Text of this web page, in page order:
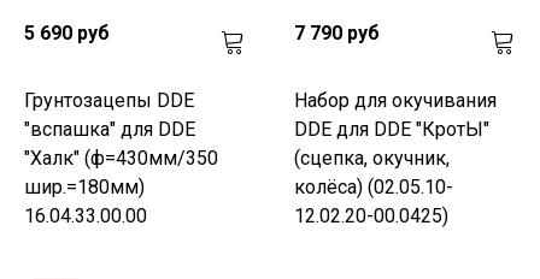
5 690 руб
Грунтозацепы DDE
"вспашка" для DDE
"Халк" (ф=430мм/350
шир.=180мм)
16.04.33.00.00
7 790 руб
Набор для окучивания
DDE для DDE "КротЫ"
(сцепка, окучник,
колёса) (02.05.10-
12.02.20-00.0425)